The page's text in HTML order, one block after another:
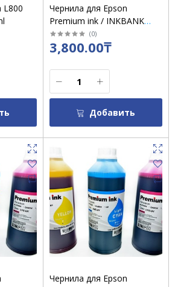
L800
Чернила для Epson
Premium ink / INKBANK
Yellow 1000 ml (желтый)
(0)
3,800.00₸
Добавить
Чернила для Epson